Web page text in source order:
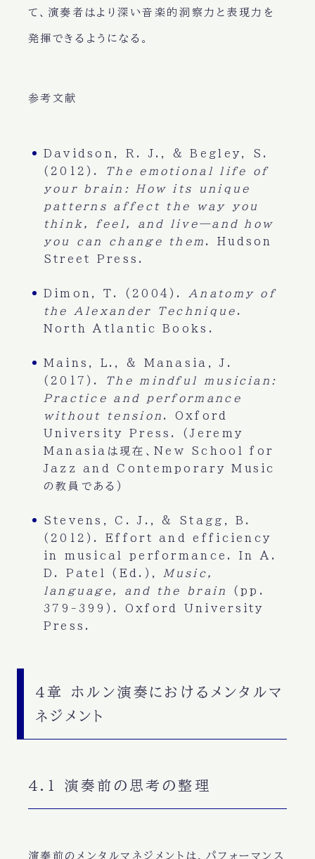
て、演奏者はより深い音楽的洞察力と表現力を
発揮できるようになる。
参考文献
Davidson, R. J., & Begley, S.
(2012).
The emotional life of
your brain: How its unique
patterns affect the way you
think, feel, and live—and how
you can change them . Hudson
Street Press.
Dimon, T. (2004). Anatomy of
the Alexander Technique .
North Atlantic Books.
Mains, L., & Manasia, J.
(2017).
The mindful musician:
Practice and performance
without tension . Oxford
University Press. (Jeremy
Manasiaは現在、New School for
Jazz and Contemporary Music
の教員である)
Stevens, C. J., & Stagg, B.
(2012). Effort and efficiency
in musical performance. In A.
D. Patel (Ed.),
Music,
language, and the brain
(pp.
379-399). Oxford University
Press.
4章 ホルン演奏におけるメンタルマ
ネジメント
4.1 演奏前の思考の整理
演奏前のメンタルマネジメントは、パフォーマンス